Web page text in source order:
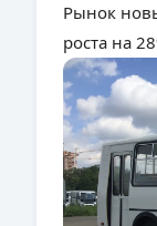
Рынок
роста на